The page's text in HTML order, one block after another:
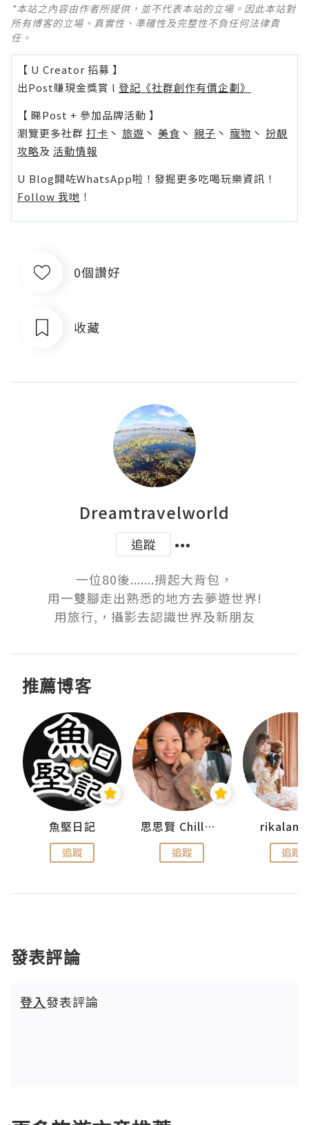
*本站之內容由作者所提供，並不代表本站的立場。因此本站對
所有博客的立場、真實性、準確性及完整性不負任何法律責
任。
【 U Creator 招募 】
出Post賺現金獎賞 l 登記《社群創作有價企劃》
【 睇Post + 參加品牌活動 】
瀏覽更多社群 打卡 丶 旅遊 丶 美食 丶 親子 丶 寵物 丶 扮靚
攻略及 活動情報
U Blog開咗WhatsApp啦！發掘更多吃喝玩樂資訊！
Follow 我哋 ！
0個讚好
收藏
Dreamtravelworld
追蹤
一位80後.......揹起大背包，
用一雙腳走出熟悉的地方去夢遊世界!
用旅行,，攝影去認識世界及新朋友
推薦博客
魚堅日記
追蹤
思思賢 ChillMyBabe
追蹤 追蹤
發表評論
登入發表評論